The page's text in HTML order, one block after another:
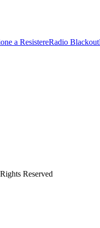
a ResistereRadio Blackout
Reserved